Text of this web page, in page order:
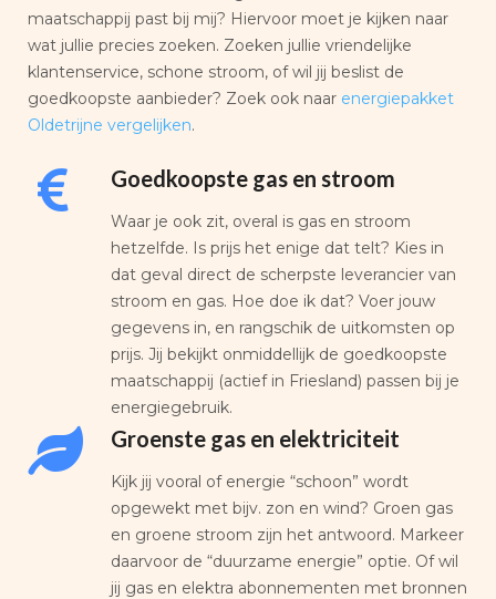
maatschappij past bij mij? Hiervoor moet je kijken naar
wat jullie precies zoeken. Zoeken jullie vriendelijke
klantenservice, schone stroom, of wil jij beslist de
goedkoopste aanbieder? Zoek ook naar energiepakket
Oldetrijne vergelijken.
Goedkoopste gas en stroom
Waar je ook zit, overal is gas en stroom
hetzelfde. Is prijs het enige dat telt? Kies in
dat geval direct de scherpste leverancier van
stroom en gas. Hoe doe ik dat? Voer jouw
gegevens in, en rangschik de uitkomsten op
prijs. Jij bekijkt onmiddellijk de goedkoopste
maatschappij (actief in Friesland) passen bij je
energiegebruik.
Groenste gas en elektriciteit
Kijk jij vooral of energie “schoon” wordt
opgewekt met bijv. zon en wind? Groen gas
en groene stroom zijn het antwoord. Markeer
daarvoor de “duurzame energie” optie. Of wil
jij gas en elektra abonnementen met bronnen